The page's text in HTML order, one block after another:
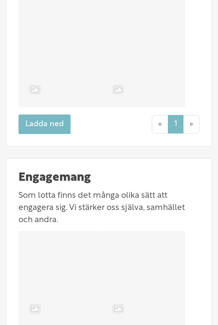
Ladda ned « 1 »
Engagemang
Som lotta finns det många olika sätt att
engagera sig. Vi stärker oss själva, samhället
och andra.